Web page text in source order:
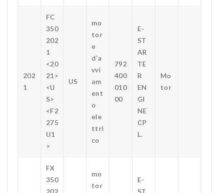
202
1
FC
350
202
1
<20
21>
<U
S>
<F2
275
U1
>
US
mo
tor
e
d’a
vvi
am
ent
o
ele
ttri
co
792
400
010
00
E-
ST
AR
TE
R
EN
GI
NE
CP
L.
Mo
tor
FX
350
mo
tor
E-